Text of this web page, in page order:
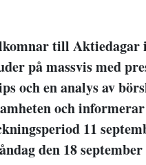
till Aktiedagar
på massvis med
och en analys av
och
11
den 18